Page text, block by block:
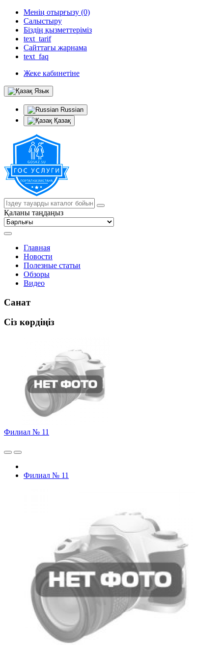
Менің отырғызу (0)
Салыстыру
Біздің қызметтеріміз
text_tarif
Сайттағы жарнама
text_faq
Жеке кабинетіне
Язык
Russian
Қазақ
Қаланы таңдаңыз
Главная
Новости
Полезные статьи
Обзоры
Видео
Санат
Сіз көрдіңіз
Филиал № 11
Филиал № 11